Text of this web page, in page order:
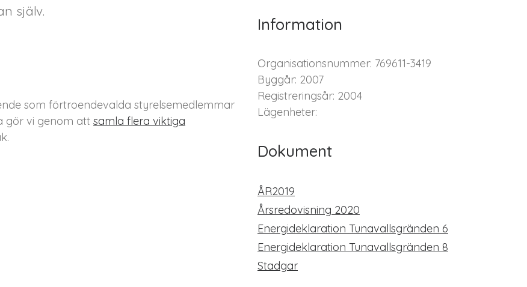
själv.
som förtroendevalda styrelsemedlemmar
gör vi genom att samla flera viktiga
Information
Organisationsnummer: 769611-3419
Byggår: 2007
Registreringsår: 2004
Lägenheter:
Dokument
ÅR2019
Årsredovisning 2020
Energideklaration Tunavallsgränden 6
Energideklaration Tunavallsgränden 8
Stadgar